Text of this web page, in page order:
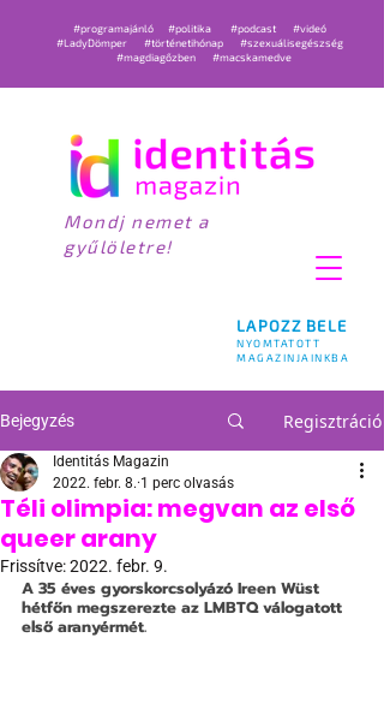
LAPOZZ BELE
NYOMTATOTT
MAGAZINJAINKBA
#programajánló #politika #podcast
#videó
#LadyDömper
#történetihónap
#szexuálisegészség
#magdiagőzben
#macskamedve
Mondj nemet a
gyűlöletre!
Bejegyzés Regisztráció
Téli olimpia: megvan az első
queer arany
Identitás Magazin
2022. febr. 8. 1 perc olvasás
Frissítve:2022. febr. 9.
A 35 éves gyorskorcsolyázó Ireen Wüst
hétfőn megszerezte az LMBTQ válogatott
első aranyérmét.